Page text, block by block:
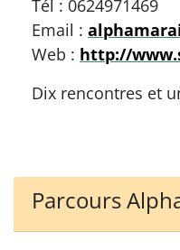
Tél : 0624971469
Email :
Web : http://
Dix rencontres et
Parcours